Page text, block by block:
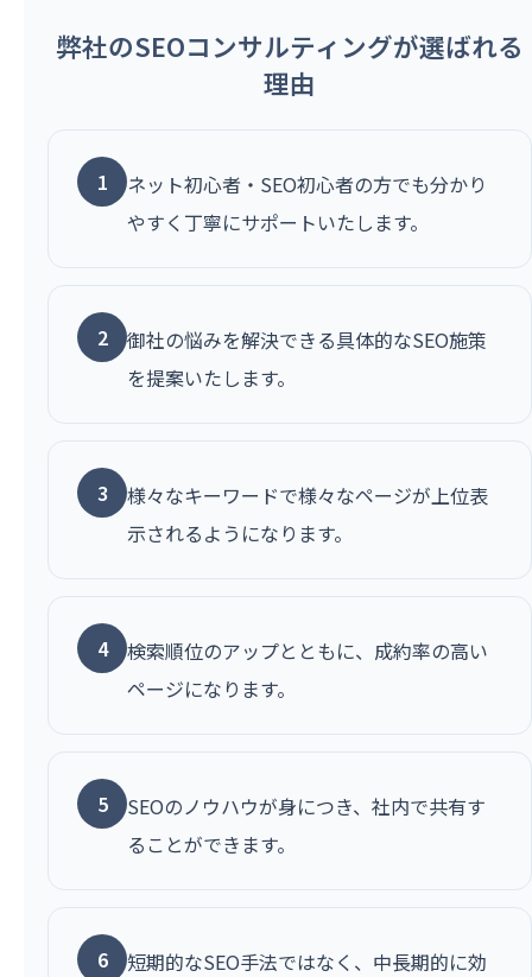
弊社のSEOコンサルティングが選ばれる
理由
1
ネット初心者・SEO初心者の方でも分かり
やすく丁寧にサポートいたします。
2
御社の悩みを解決できる具体的なSEO施策
を提案いたします。
3
様々なキーワードで様々なページが上位表
示されるようになります。
4
検索順位のアップとともに、成約率の高い
ページになります。
5
SEOのノウハウが身につき、社内で共有す
ることができます。
6
短期的なSEO手法ではなく、中長期的に効